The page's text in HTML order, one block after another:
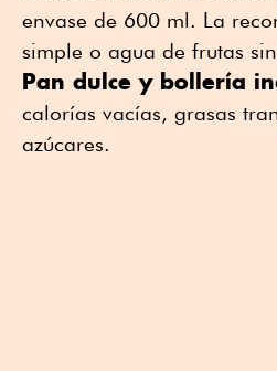
envase de 600 ml. La
simple o agua de frutas
Pan dulce y bollería
calorías vacías, grasas
azúcares.